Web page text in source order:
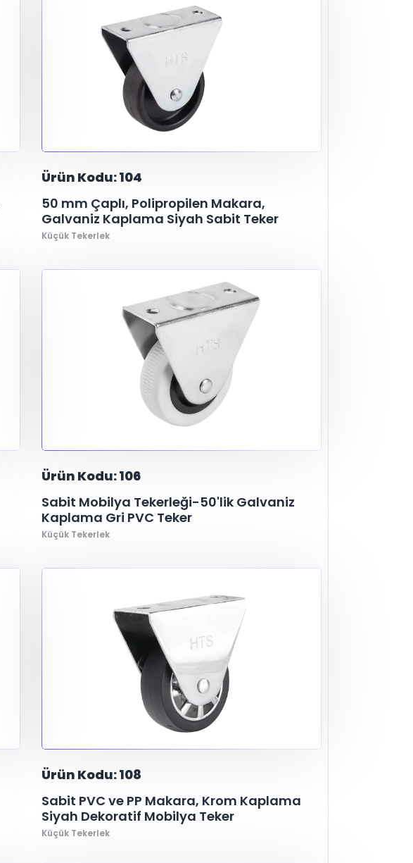
Ürün Kodu: 104
50 mm Çaplı, Polipropilen Makara,
Galvaniz Kaplama Siyah Sabit Teker
Küçük Tekerlek
Ürün Kodu: 106
Sabit Mobilya Tekerleği-50'lik Galvaniz
Kaplama Gri PVC Teker
Küçük Tekerlek
Ürün Kodu: 108
Sabit PVC ve PP Makara, Krom Kaplama
Siyah Dekoratif Mobilya Teker
Küçük Tekerlek